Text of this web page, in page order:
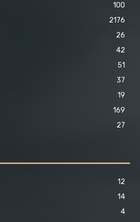
100
2176
26
42
51
37
19
169
27
12
14
4